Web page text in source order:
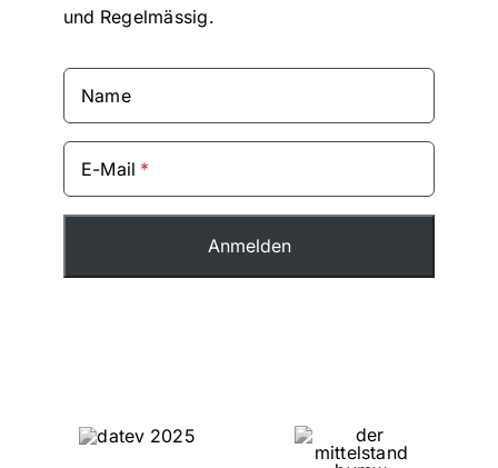
und Regelmässig.
Name
E-Mail